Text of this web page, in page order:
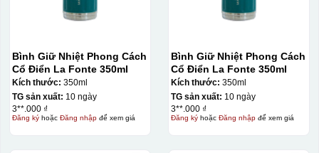
Bình Giữ Nhiệt Phong Cách
Cổ Điển La Fonte 350ml
Kích thước: 350ml
TG sản xuất: 10 ngày
3**.000 ₫
Đăng kýhoặc Đăng nhậpđể xem giá
Bình Giữ Nhiệt Phong Cách
Cổ Điển La Fonte 350ml
Kích thước: 350ml
TG sản xuất: 10 ngày
3**.000 ₫
Đăng kýhoặc Đăng nhậpđể xem giá